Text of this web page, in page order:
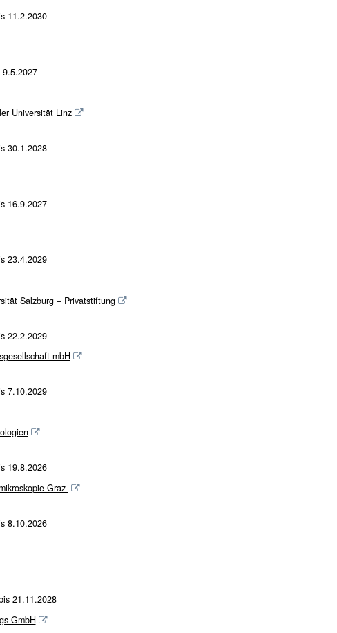
11.2.2030
Universität Linz
30.1.2028
16.9.2027
23.4.2029
Salzburg – Privatstiftung
22.2.2029
mbH
7.10.2029
19.8.2026
Graz
8.10.2026
21.11.2028
GmbH